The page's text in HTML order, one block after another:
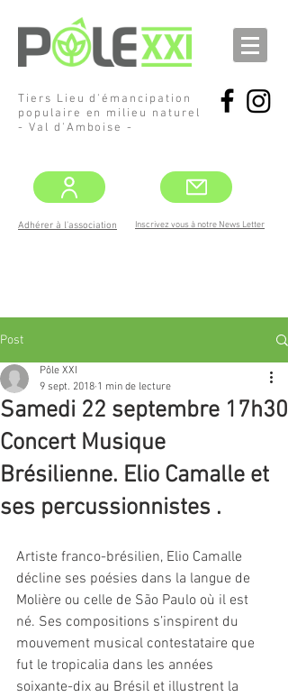
Tiers Lieu d'émancipation
populaire en milieu naturel
- Val d'Amboise -
Adhérer à l'association Inscrivez vous à notre News Letter
Post
Samedi 22 septembre 17h30
Concert Musique
Brésilienne. Elio Camalle et
ses percussionnistes .
Pôle XXI
9 sept. 2018 1 min de lecture
Artiste franco-brésilien, Elio Camalle
décline ses poésies dans la langue de
Molière ou celle de São Paulo où il est
né. Ses compositions s’inspirent du
mouvement musical contestataire que
fut le tropicalia dans les années
soixante-dix au Brésil et illustrent la